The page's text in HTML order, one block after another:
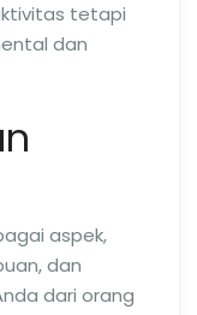
tetapi
dan
aspek,
dan
dari orang